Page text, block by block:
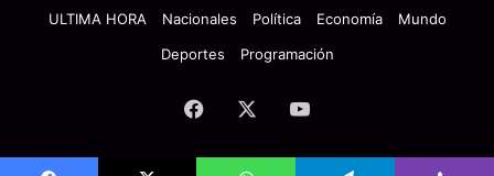
ULTIMA HORA
Nacionales Política Economía
Mundo
Deportes
Programación
Facebook YouTube